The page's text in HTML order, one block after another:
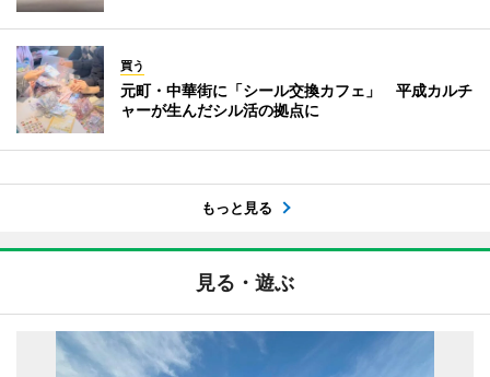
買う
元町・中華街に「シール交換カフェ」 平成カルチ
ャーが生んだシル活の拠点に
もっと見る
見る・遊ぶ